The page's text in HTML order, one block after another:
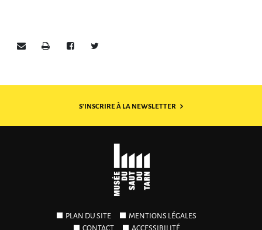
Envoyer par e-mail
ImprimerPartager sur Facebook
S'INSCRIRE À LA NEWSLETTER
PLAN DU SITE
MENTIONS LÉGALES
CONTACT
ACCESSIBILITÉ